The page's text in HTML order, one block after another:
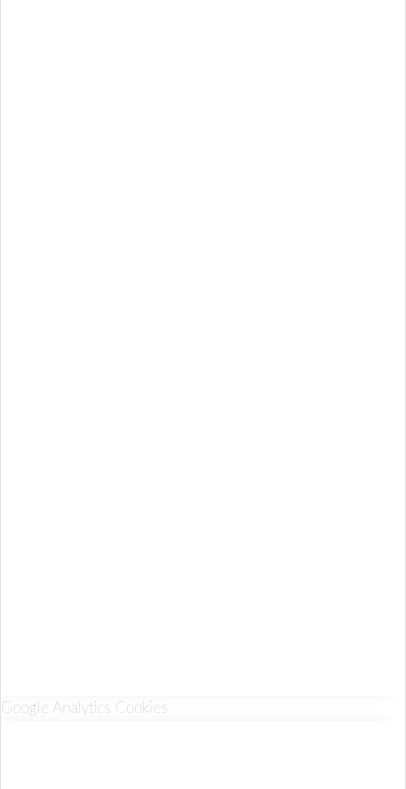
Google Analytics Cookies